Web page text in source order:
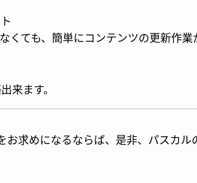
くても、簡単にコンテンツの更新作業
来ます。
求めになるならば、是非、パスカル